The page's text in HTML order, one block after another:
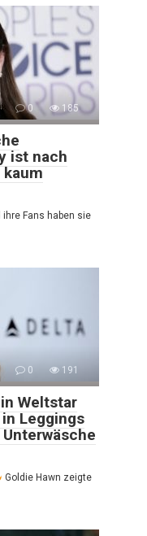
0 185
ist nach
kaum
ihre Fans haben sie
0 191
Weltstar
Leggings
Goldie Hawn zeigte